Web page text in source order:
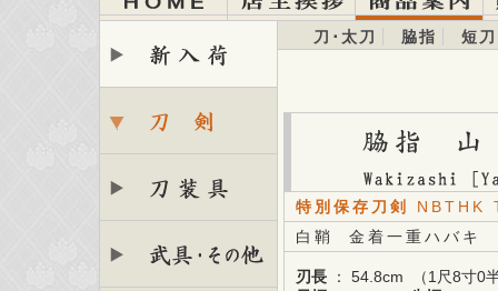
刀･太刀 脇指 短刀
特別保存刀剣 NBTHK
白鞘 金着一重ハバキ
刃長 ： 54.8cm （1尺8寸